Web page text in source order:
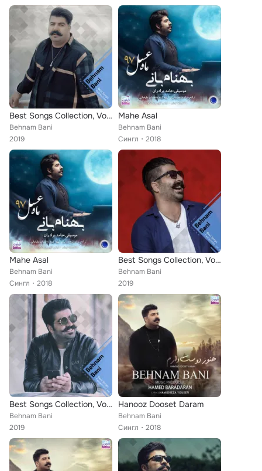
Best Songs Collection, Vol. 7
Behnam Bani
2019
Mahe Asal
Behnam Bani
Сингл
2018
Mahe Asal
Behnam Bani
Сингл
2018
Best Songs Collection, Vol. 3
Behnam Bani
2019
Best Songs Collection, Vol. 6
Behnam Bani
2019
Hanooz Dooset Daram
Behnam Bani
Сингл
2018